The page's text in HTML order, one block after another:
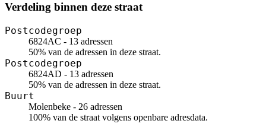
Verdeling binnen deze straat
Postcodegroep
6824AC - 13 adressen
50% van de adressen in deze straat.
Postcodegroep
6824AD - 13 adressen
50% van de adressen in deze straat.
Buurt
Molenbeke - 26 adressen
100% van de straat volgens openbare adresdata.